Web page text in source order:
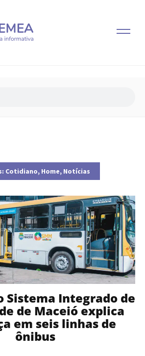
Cotidiano, Home, Notícias
Sistema Integrado de
de Maceió explica
em seis linhas de
ônibus